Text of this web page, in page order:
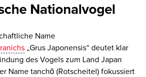
Nationalvogel
Name
„Grus Japonensis“ deutet klar
des Vogels zum Land Japan
Name tanchō(Rotscheitel) fokussiert